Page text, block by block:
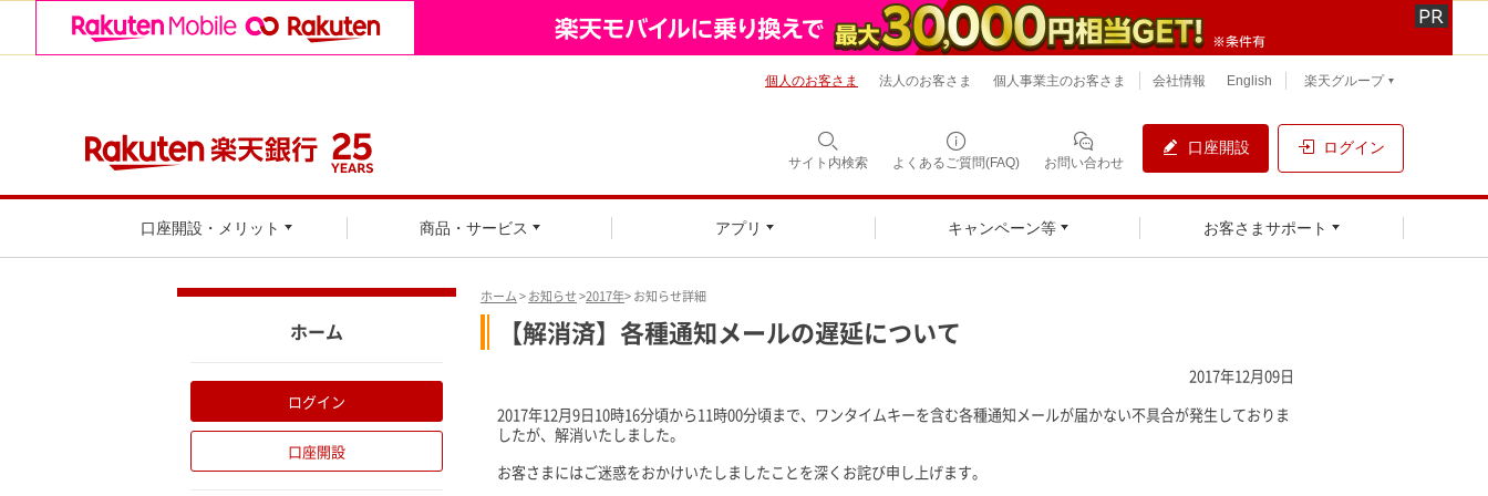
サイト内検索 よくあるご質問(FAQ) お問い合わせ
口座開設 ログイン
口座開設・メリット 商品・サービス アプリ キャンペーン等 お客さまサポート
個人のお客さま 法人のお客さま 個人事業主のお客さま 会社情報 English 楽天グループ
ホーム>お知らせ>2017年> お知らせ詳細
【解消済】各種通知メールの遅延について
2017年12月09日
2017年12月9日10時16分頃から11時00分頃まで、ワンタイムキーを含む各種通知メールが届かない不具合が発生しておりま
したが、解消いたしました。
お客さまにはご迷惑をおかけいたしましたことを深くお詫び申し上げます。
ホーム
ログイン
口座開設